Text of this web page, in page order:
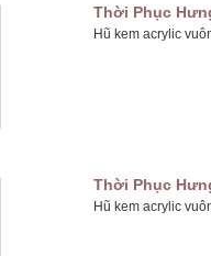
Thời Phục
Hũ kem acrylic
Thời Phục
Hũ kem acrylic